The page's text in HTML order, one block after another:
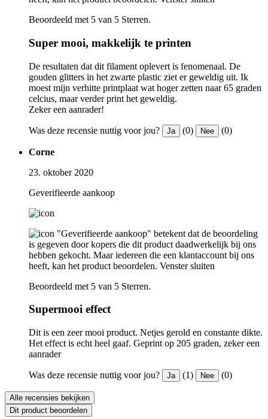
Beoordeeld met 5 van 5 Sterren.
Super mooi, makkelijk te printen
De resultaten dat dit filament oplevert is fenomenaal. De
gouden glitters in het zwarte plastic ziet er geweldig uit. Ik
moest mijn verhitte printplaat wat hoger zetten naar 65 graden
celcius, maar verder print het geweldig.
Zeker een aanrader!
Was deze recensie nuttig voor jou? Ja (0) Nee (0)
Corne
23. oktober 2020
Geverifieerde aankoop
"Geverifieerde aankoop" betekent dat de beoordeling
is gegeven door kopers die dit product daadwerkelijk bij ons
hebben gekocht. Maar iedereen die een klantaccount bij ons
heeft, kan het product beoordelen. Venster sluiten
Beoordeeld met 5 van 5 Sterren.
Supermooi effect
Dit is een zeer mooi product. Netjes gerold en constante dikte.
Het effect is echt heel gaaf. Geprint op 205 graden, zeker een
aanrader
Was deze recensie nuttig voor jou? Ja (1) Nee (0)
Alle recensies bekijken
Dit product beoordelen